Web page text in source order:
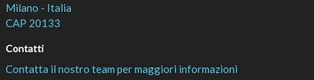
Milano - Italia
CAP 20133
Contatti
Contatta il nostro team per maggiori informazioni